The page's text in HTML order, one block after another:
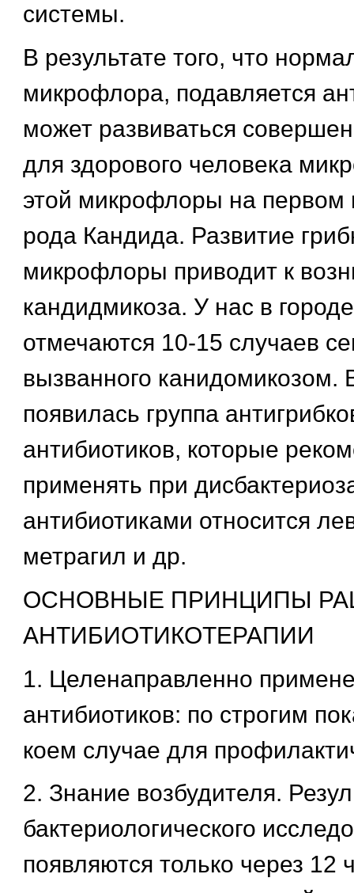
системы.
В результате того, что
микрофлора, подавляется
может развиваться
для здорового человека
этой микрофлоры на первом
рода Кандида. Развитие
микрофлоры приводит к
кандидмикоза. У нас в
отмечаются 10-15 случаев
вызванного канидомикозом.
появилась группа
антибиотиков, которые
применять при
антибиотиками относится
метрагил и др.
ОСНОВНЫЕ ПРИНЦИПЫ
АНТИБИОТИКОТЕРАПИИ
1. Целенаправленно
антибиотиков: по строгим
коем случае для
2. Знание возбудителя.
бактериологического
появляются только через 12